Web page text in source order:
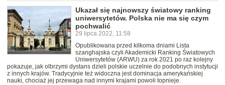
Ukazał się najnowszy światowy ranking
uniwersytetów. Polska nie ma się czym
pochwalić
29 lipca 2022, 11:58
Opublikowana przed kilkoma dniami Lista
szanghajska czyli Akademicki Ranking Światowych
Uniwersytetów (ARWU) za rok 2021 po raz kolejny
pokazuje, jak olbrzymi dystans dzieli polskie uczelnie do podobnych instytucji
z innych krajów. Tradycyjnie też widoczna jest dominacja amerykańskiej
nauki, chociaż jej przewaga nad innymi krajami powoli topnieje.